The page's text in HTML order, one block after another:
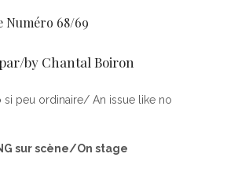
Numéro 68/69
by Chantal Boiron
si peu ordinaire/ An issue like no
sur scène/On stage